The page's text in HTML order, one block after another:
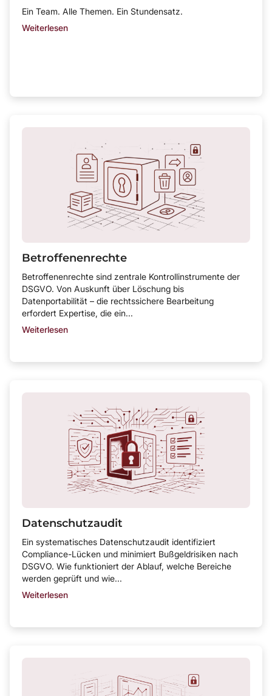
Ein Team. Alle Themen. Ein Stundensatz.
Weiterlesen
Betroffenenrechte
Betroffenenrechte sind zentrale Kontrollinstrumente der
DSGVO. Von Auskunft über Löschung bis
Datenportabilität – die rechtssichere Bearbeitung
erfordert Expertise, die ein...
Weiterlesen
Datenschutzaudit
Ein systematisches Datenschutzaudit identifiziert
Compliance-Lücken und minimiert Bußgeldrisiken nach
DSGVO. Wie funktioniert der Ablauf, welche Bereiche
werden geprüft und wie...
Weiterlesen